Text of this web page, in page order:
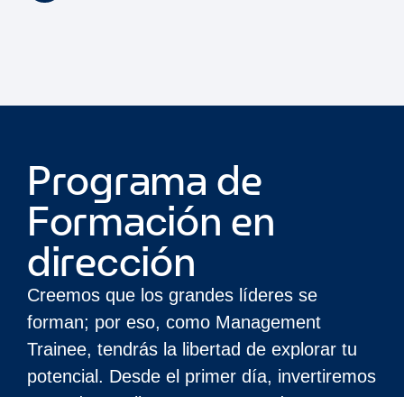
Programa de
Formación en
dirección
Creemos que los grandes líderes se
forman; por eso, como Management
Trainee, tendrás la libertad de explorar tu
potencial. Desde el primer día, invertiremos